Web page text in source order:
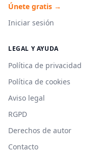
Únete gratis →
Iniciar sesión
LEGAL Y AYUDA
Política de privacidad
Política de cookies
Aviso legal
RGPD
Derechos de autor
Contacto